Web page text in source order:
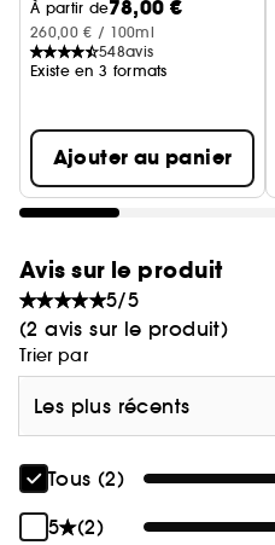
À partir de78,00 €
260,00 € / 100ml
548avis
Existe en 3 formats
Ajouter au panier
Avis sur le produit
5/5
(2 avis sur le produit)
Trier par
Les plus récents
Tous (2)
5
(2)